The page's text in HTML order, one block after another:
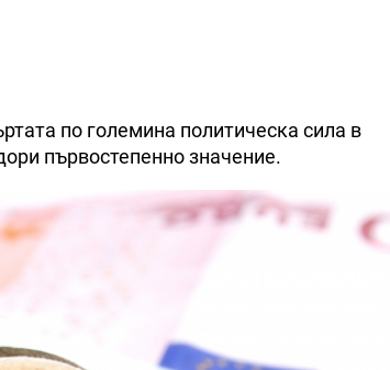
по големина политическа сила в
първостепенно значение.